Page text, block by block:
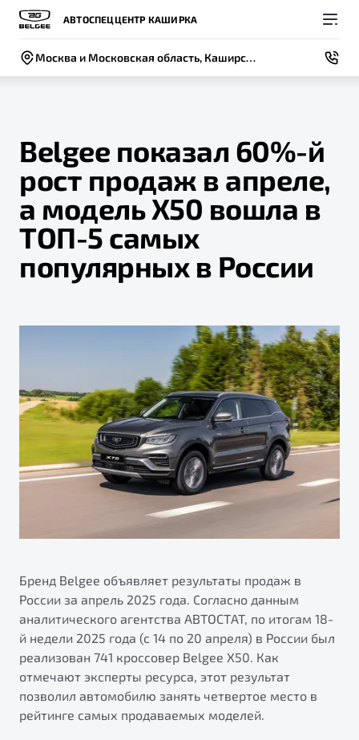
АВТОСПЕЦЦЕНТР КАШИРКА
Москва и Московская область, Каширское шоссе, 45, стр. 4
Модели
Новый
X50+
Яркий кроссовер
от 2 219 990 ₽*
В наличии
S50
Элегантный и практичный седан
Покупателям
ВЫБОР И ПОКУПКА
Автомобили в наличии
Спецпредложения и Акции
Трейд-ин
Страхование
Расчет КАСКО
Узнайте о специальных выгодах при покупке
автомобиля Belgee
Владельцам
СЕРВИС
Записаться на сервис
Руководство по эксплуатации
Гарантия Belgee
Belgee Линк
Belgee Клуб
Реферальная программа
Помощь на дорогах
О компании
СОБЫТИЯ
Новости
Контакты
Правовая информация
Belgee показал 60%-й
рост продаж в апреле,
а модель X50 вошла в
ТОП-5 самых
популярных в России
Бренд Belgee объявляет результаты продаж в
России за апрель 2025 года. Согласно данным
аналитического агентства АВТОСТАТ, по итогам 18-
й недели 2025 года (с 14 по 20 апреля) в России был
реализован 741 кроссовер Belgee X50. Как
отмечают эксперты ресурса, этот результат
позволил автомобилю занять четвертое место в
рейтинге самых продаваемых моделей.